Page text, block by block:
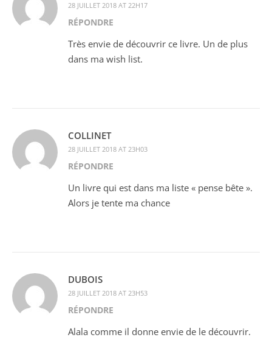
28 JUILLET 2018 AT 22H17
RÉPONDRE
Très envie de découvrir ce livre. Un de plus
dans ma wish list.
COLLINET
28 JUILLET 2018 AT 23H03
RÉPONDRE
Un livre qui est dans ma liste « pense bête ».
Alors je tente ma chance
DUBOIS
28 JUILLET 2018 AT 23H53
RÉPONDRE
Alala comme il donne envie de le découvrir.